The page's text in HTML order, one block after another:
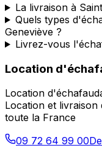
La livraison à
Quels types
Geneviève ?
Livrez-vous
Location
Location
Location et
toute la France
09 72 64 99 00